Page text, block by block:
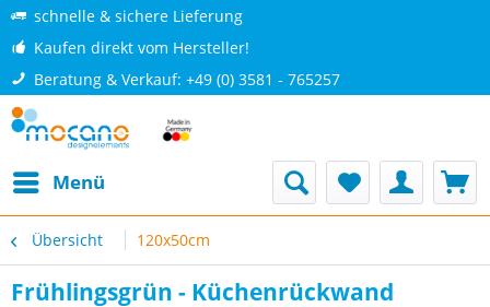
schnelle & sichere Lieferung
Kaufen direkt vom Hersteller!
Beratung & Verkauf: +49 (0) 3581 - 765257
Menü
Übersicht 120x50cm
Frühlingsgrün - Küchenrückwand